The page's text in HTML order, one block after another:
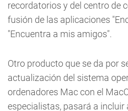
recordatorios y del centro de
fusión de las aplicaciones
"Encuentra a mis amigos".
Otro producto que se da por
actualización del sistema
ordenadores Mac con el
especialistas, pasará a incluir